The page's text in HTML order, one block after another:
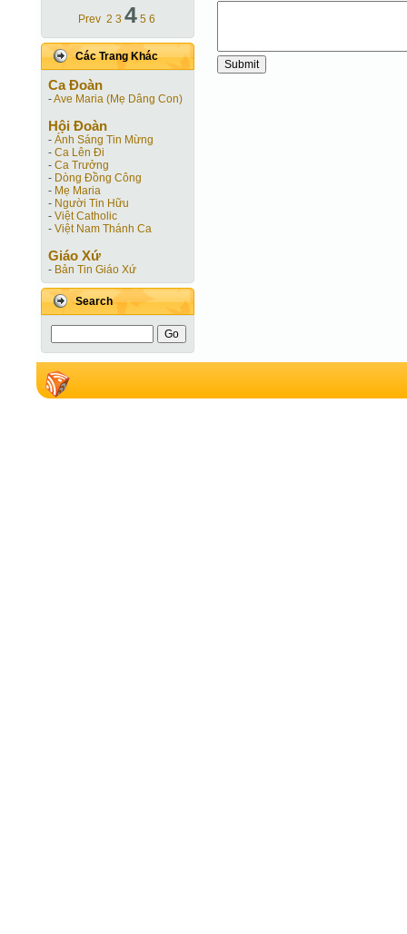
Prev 2 3 4 5 6
Các Trang Khác
Ca Ðoàn
-Ave Maria (Mẹ Dâng Con)
Hội Ðoàn
- Ánh Sáng Tin Mừng
- Ca Lên Đi
- Ca Trưởng
- Dòng Đồng Công
- Mẹ Maria
- Người Tin Hữu
- Việt Catholic
- Việt Nam Thánh Ca
Giáo Xứ
- Bản Tin Giáo Xứ
Search